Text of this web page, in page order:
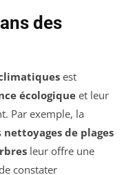
des
est
écologique et leur
Par exemple, la
nettoyages de plages
leur offre une
constater